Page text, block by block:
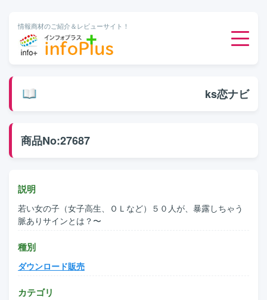
情報商材のご紹介＆レビューサイト！
ks恋ナビ
商品No:27687
説明
若い女の子（女子高生、ＯＬなど）５０人が、暴露しちゃう
脈ありサインとは？〜
種別
ダウンロード販売
カテゴリ